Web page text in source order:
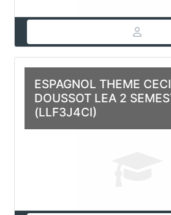
ESPAGNOL THEME
DOUSSOT LEA 2
(LLF3J4CI)